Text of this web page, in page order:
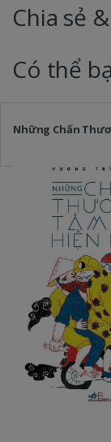
Chia sẻ
Có thể
Những Chấn